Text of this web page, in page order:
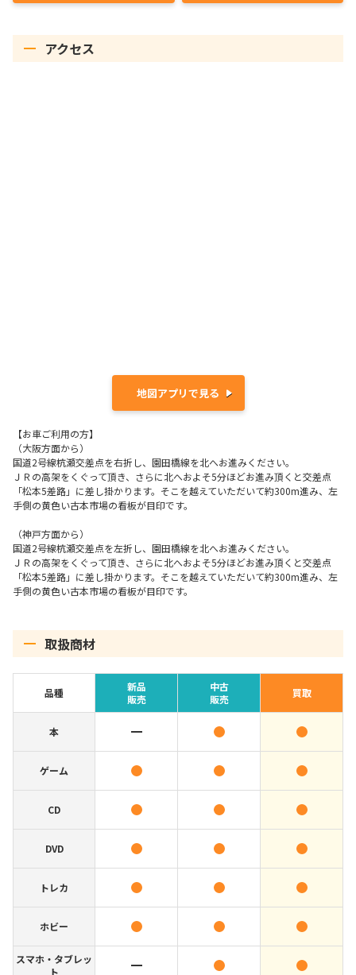
アクセス
地図アプリで見る
【お車ご利用の方】
（大阪方面から）
国道2号線杭瀬交差点を右折し、園田橋線を北へお進みください。
ＪＲの高架をくぐって頂き、さらに北へおよそ5分ほどお進み頂くと交差点
「松本5差路」に差し掛かります。そこを越えていただいて約300m進み、左
手側の黄色い古本市場の看板が目印です。
（神戸方面から）
国道2号線杭瀬交差点を左折し、園田橋線を北へお進みください。
ＪＲの高架をくぐって頂き、さらに北へおよそ5分ほどお進み頂くと交差点
「松本5差路」に差し掛かります。そこを越えていただいて約300m進み、左
手側の黄色い古本市場の看板が目印です。
取扱商材
品種
新品
販売
中古
販売
買取
本
ゲーム
CD
DVD
トレカ
ホビー
スマホ・タブレッ
ト